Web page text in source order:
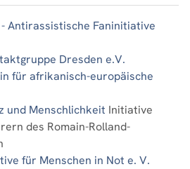
Antirassistische Faninitiative
Dresden e.V.
für afrikanisch-europäische
und Menschlichkeit Initiative
des Romain-Rolland-
für Menschen in Not e. V.